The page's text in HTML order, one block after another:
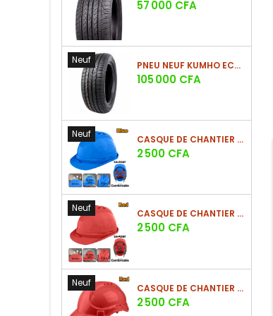
Prix
57 000 CFA
Neuf PNEU NEUF KUMHO ECSTA HS52 225/60 R17 99V
Prix
105 000 CFA
Neuf CASQUE DE CHANTIER BLEU EN PE 380G
Prix
2 500 CFA
Neuf CASQUE DE CHANTIER ROUGE EN PE 380G
Prix
2 500 CFA
Neuf CASQUE DE CHANTIER ROUGE EN PE 330G - NOUVEAU MODÈLE
Prix
2 500 CFA